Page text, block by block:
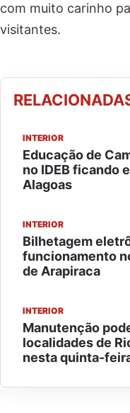
com muito carinho
visitantes.
INTERIOR
Educação de
no IDEB ficando
Alagoas
INTERIOR
Bilhetagem
funcionamento
de Arapiraca
INTERIOR
Manutenção
localidades de
nesta quinta-